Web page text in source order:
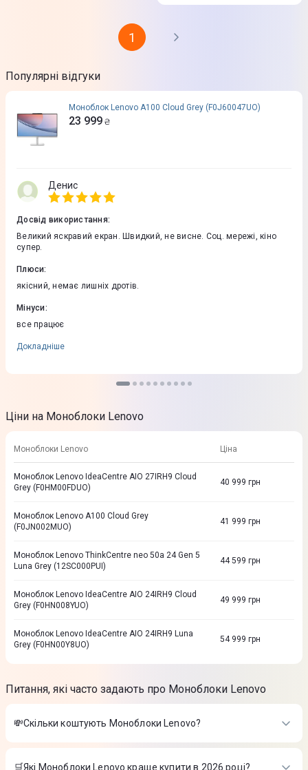
1
Популярні відгуки
Моноблок Lenovo A100 Cloud Grey (F0J60047UO)
23 999 ₴
Денис
Досвід використання:
Великий яскравий екран. Швидкий, не висне. Соц. мережі, кіно
супер.
Плюси:
якісний, немає лишніх дротів.
Мінуси:
все працює
Докладніше
Ціни на Моноблоки Lenovo
Моноблоки Lenovo Ціна
Моноблок Lenovo IdeaCentre AIO 27IRH9 Cloud
Grey (F0HM00FDUO)
40 999 грн
Моноблок Lenovo A100 Cloud Grey
(F0JN002MUO)
41 999 грн
Моноблок Lenovo ThinkCentre neo 50a 24 Gen 5
Luna Grey (12SC000PUI)
44 599 грн
Моноблок Lenovo IdeaCentre AIO 24IRH9 Cloud
Grey (F0HN008YUO)
49 999 грн
Моноблок Lenovo IdeaCentre AIO 24IRH9 Luna
Grey (F0HN00Y8UO)
54 999 грн
Питання, які часто задають про Моноблоки Lenovo
💸Скільки коштують Моноблоки Lenovo?
Вартість товарів в категорії Моноблоки Lenovo в інтернет-
магазині Цитрус
🛒Які Моноблоки Lenovo краще купити в 2026 році?